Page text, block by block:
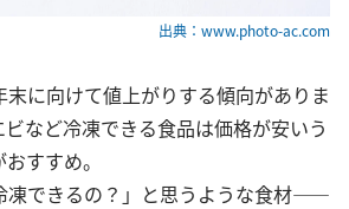
出典：www.photo-ac.com
末に向けて値上がりする傾向がありま
など冷凍できる食品は価格が安いう
すすめ。
凍できるの？」と思うような食材――